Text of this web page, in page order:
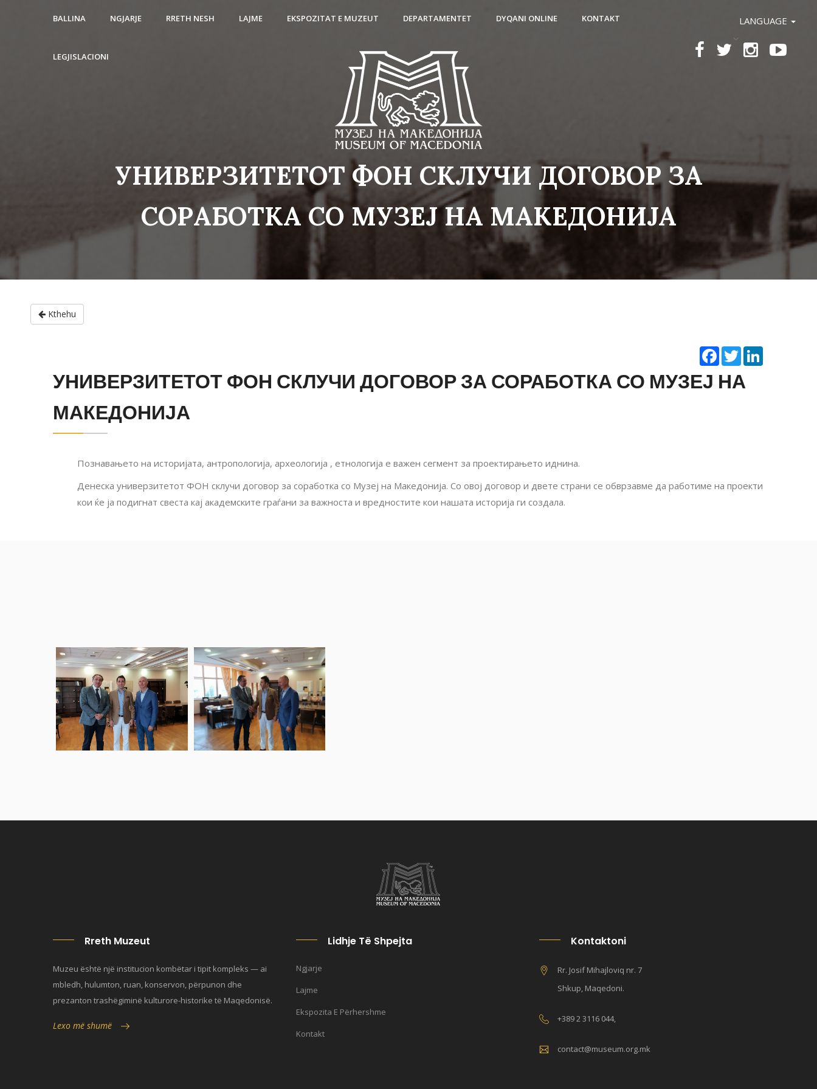
Kthehu
LANGUAGE
BALLINA NGJARJE RRETH NESH LAJME EKSPOZITAT E MUZEUT DEPARTAMENTET DYQANI ONLINE KONTAKT
LEGJISLACIONI
УНИВЕРЗИТЕТОТ ФОН СКЛУЧИ ДОГОВОР ЗА
СОРАБОТКА СО МУЗЕЈ НА МАКЕДОНИЈА
Facebook
Twitter
УНИВЕРЗИТЕТОТ ФОН СКЛУЧИ ДОГОВОР ЗА СОРАБОТКА СО МУЗЕЈ НА
МАКЕДОНИЈА
Познавањето на историјата, антропологија, археологија , етнологија е важен сегмент за проектирањето иднина.
Денеска универзитетот ФОН склучи договор за соработка со Музеј на Македонија. Со овој договор и двете страни се обврзавме да работиме на проекти
кои ќе ја подигнат свеста кај академските граѓани за важноста и вредностите кои нашата историја ги создала.
Rreth Muzeut
Muzeu është një institucion kombëtar i tipit kompleks — ai
mbledh, hulumton, ruan, konservon, përpunon dhe
prezanton trashëgiminë kulturore-historike të Maqedonisë.
Lexo më shumë
Lidhje Të Shpejta
Ngjarje
Lajme
Ekspozita E Përhershme
Kontakt
Kontaktoni
Rr. Josif Mihajloviq nr. 7
Shkup, Maqedoni.
+389 2 3116 044,
contact@museum.org.mk